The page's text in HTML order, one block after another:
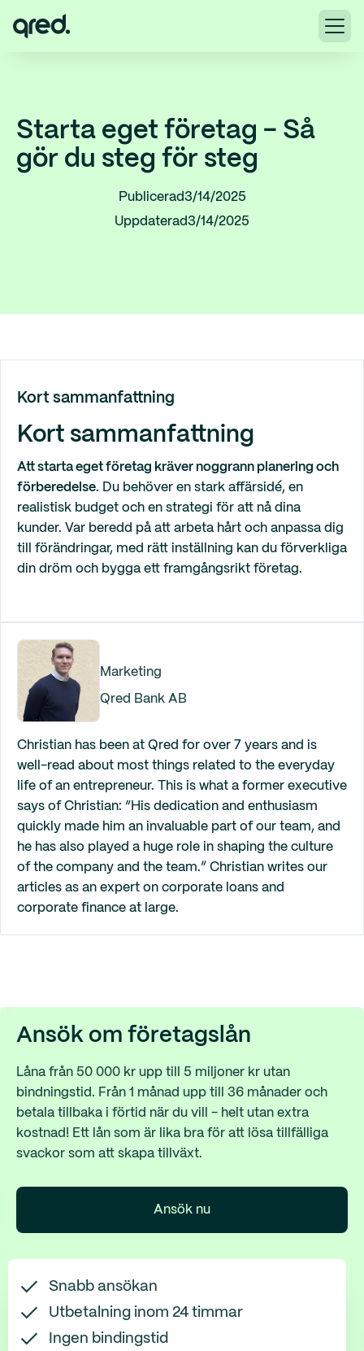
Starta eget företag - Så
gör du steg för steg
Publicerad3/14/2025
Uppdaterad3/14/2025
Kort sammanfattning
Kort sammanfattning
Att starta eget företag kräver noggrann planering och
förberedelse. Du behöver en stark affärsidé, en
realistisk budget och en strategi för att nå dina
kunder. Var beredd på att arbeta hårt och anpassa dig
till förändringar, med rätt inställning kan du förverkliga
din dröm och bygga ett framgångsrikt företag.
Marketing
Qred Bank AB
Christian has been at Qred for over 7 years and is
well-read about most things related to the everyday
life of an entrepreneur. This is what a former executive
says of Christian: “His dedication and enthusiasm
quickly made him an invaluable part of our team, and
he has also played a huge role in shaping the culture
of the company and the team.” Christian writes our
articles as an expert on corporate loans and
corporate finance at large.
Ansök om företagslån
Låna från 50 000 kr upp till 5 miljoner kr utan
bindningstid. Från 1 månad upp till 36 månader och
betala tillbaka i förtid när du vill - helt utan extra
kostnad! Ett lån som är lika bra för att lösa tillfälliga
svackor som att skapa tillväxt.
Ansök nu
Snabb ansökan
Utbetalning inom 24 timmar
Ingen bindingstid